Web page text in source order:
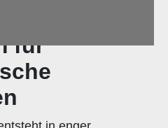
ein
für